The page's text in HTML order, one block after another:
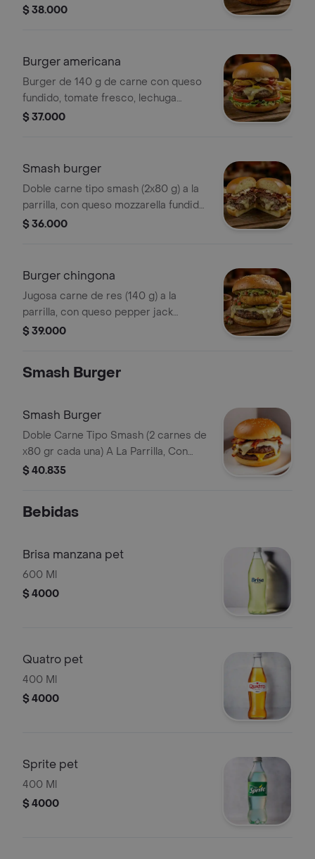
fundido, rúcula fresca y puerro
suave y dorado.
$ 38.000
Burger americana
Burger de 140 g de carne con queso
fundido, tomate fresco, lechuga
crujiente, pepinillos, tocineta dorada,
en pan brioche clásico suave y
$ 37.000
Smash burger
Doble carne tipo smash (2x80 g) a la
parrilla, con queso mozzarella fundido,
tocineta crocante y dos salsas a
$ 36.000
Burger chingona
Jugosa carne de res (140 g) a la
parrilla, con queso pepper jack
fundido, jalapeños en conserva,
servida en pan brioche parmesano
$ 39.000
Smash Burger
Smash Burger
Doble Carne Tipo Smash (2 carnes de
x80 gr cada una) A La Parrilla, Con
Queso cheddar Fundido, Tocineta
Doradito.
$ 40.835
Bebidas
Brisa manzana pet
600 Ml
$ 4000
Quatro pet
400 Ml
$ 4000
Sprite pet
400 Ml
$ 4000